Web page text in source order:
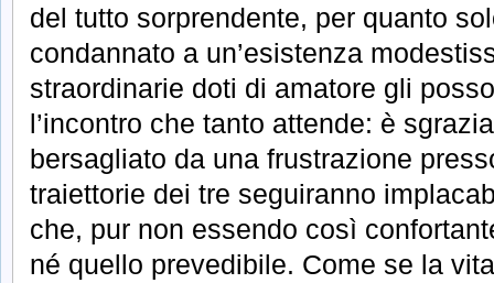
del tutto sorprendente, per quanto
condannato a un’esistenza
straordinarie doti di amatore gli
l’incontro che tanto attende: è
bersagliato da una frustrazione
traiettorie dei tre seguiranno
che, pur non essendo così
né quello prevedibile. Come se la